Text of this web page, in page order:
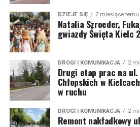
DZIEJE SIĘ 2 miesiące temu
Natalia Szroeder,
gwiazdy Święta Kielc
DROGI I KOMUNIKACJA 2
Drugi etap prac na
Chłopskich w
w ruchu
DROGI I KOMUNIKACJA 2
Remont nakładkowy